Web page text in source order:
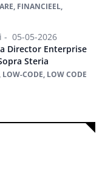
FINANCIEEL,
- 05-05-2026
Director Enterprise
Steria
LOW-CODE, LOW CODE